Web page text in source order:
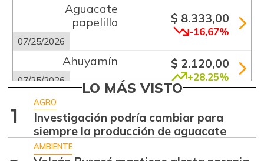
Aguacate
papelillo
07/25/2026
$ 8.333,00
-16,67%
Ahuyamín
07/25/2026
$ 2.120,00
+28,25%
Alas de pollo sin
costillar
07/25/2026
+1,26%
Arracacha
LO MÁS VISTO
1
AGRO
Investigación podría cambiar para
siempre la producción de aguacate
AMBIENTE